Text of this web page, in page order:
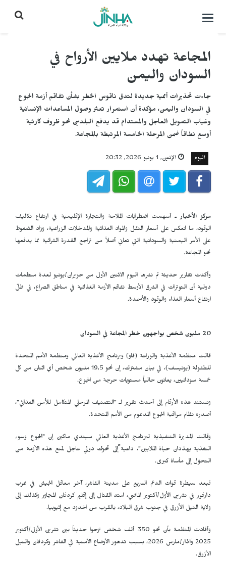
التحكم
المجاعة تهدد ملايين الأرواح في
السودان واليمن
جاءت تحذيرات أممية جديدة لتدق ناقوس الخطر بشأن تفاقم أزمة الجوع
في السودان واليمن، مؤكدة أن استمرار تعثر وصول المساعدات الإنسانية
وغياب التمويل العاجل والمستدام قد يدفع البلدين نحو ظروف كارثية
أوسع نطاقاً ضمن المرحلة الخامسة المرتبطة بالمجاعة.
اليوم الإثنين, 1 يونيو 2026, 20:32
مركز الأخبار ـأسهمت اضطرابات الملاحة والتجارة الإقليمية في ارتفاع تكاليف
الوقود، ما انعكس على أسعار النقل والمواد الغذائية والمدخلات الزراعية، وزاد الضغوط
على الأسر اليمنية والسودانية التي تعاني أصلاً من تراجع القدرة الشرائية مما يدفعها
نحو المجاعة.
وأكدت تقارير حديثة تم نشرها اليوم الاثنين الأول من حزيران/يونيو لعدة منظمات
دولية أن التوترات في الشرق الأوسط تفاقم الأزمة الغذائية في مناطق الصراع، في ظلّ
ارتفاع أسعار الغذاء والوقود والأسمدة.
20 مليون شخص يواجهون خطر المجاعة في السودان
قالت منظمة الأغذية والزراعة (فاو) وبرنامج الأغذية العالمي ومنظمة الأمم المتحدة
للطفولة (يونيسف)، في بيان مشترك، إن نحو 19,5 مليون شخص أي اثنان من كل
خمسة سودانيين، يعانون حالياً مستويات حرجة من الجوع.
وتستند هذه الأرقام إلى أحدث تقرير لـ "التصنيف المرحلي المتكامل للأمن الغذائي"،
أصدره نظام مراقبة الجوع المدعوم من الأمم المتحدة.
وقالت المديرة التنفيذية لبرنامج الأغذية العالمي سيندي ماكين إن "الجوع وسوء
التغذية يهدّدان حياة الملايين"، داعية ًإلى تحرّك دولي عاجل لمنع هذه الأزمة من
التحوّل إلى مأساة كبرى.
فبعد سيطرة قوات الدعم السريع على مدينة الفاشر، آخر معاقل الجيش في غرب
دارفور في تشرين الأول/أكتوبر الماضي، امتد القتال إلى إقليم كردفان المجاور وكذلك إلى
ولاية النيل الأزرق في جنوب شرق البلاد، بالقرب من الحدود مع إثيوبيا.
وأفادت المنظمة بأن نحو 350 ألف شخص نزحوا حديثاً بين تشرين الأول/أكتوبر
2025 وآذار/مارس 2026، بسبب تدهور الأوضاع الأمنية في الفاشر وكردفان والنيل
الأزرق.